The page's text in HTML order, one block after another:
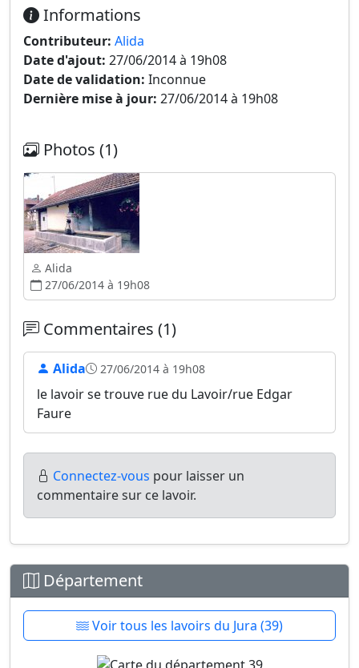
Informations
Contributeur: Alida
Date d'ajout: 27/06/2014 à 19h08
Date de validation: Inconnue
Dernière mise à jour: 27/06/2014 à 19h08
Photos (1)
Alida
27/06/2014 à 19h08
Commentaires (1)
Alida 27/06/2014 à 19h08
le lavoir se trouve rue du Lavoir/rue Edgar
Faure
Connectez-vous pour laisser un
commentaire sur ce lavoir.
Département
Voir tous les lavoirs du Jura (39)